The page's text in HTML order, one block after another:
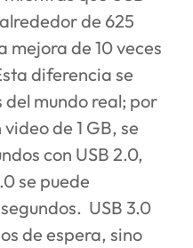
de 625
mejora de 10 veces
diferencia se
mundo real; por
de 1 GB, se
con USB 2.0,
se puede
USB 3.0
de espera, sino